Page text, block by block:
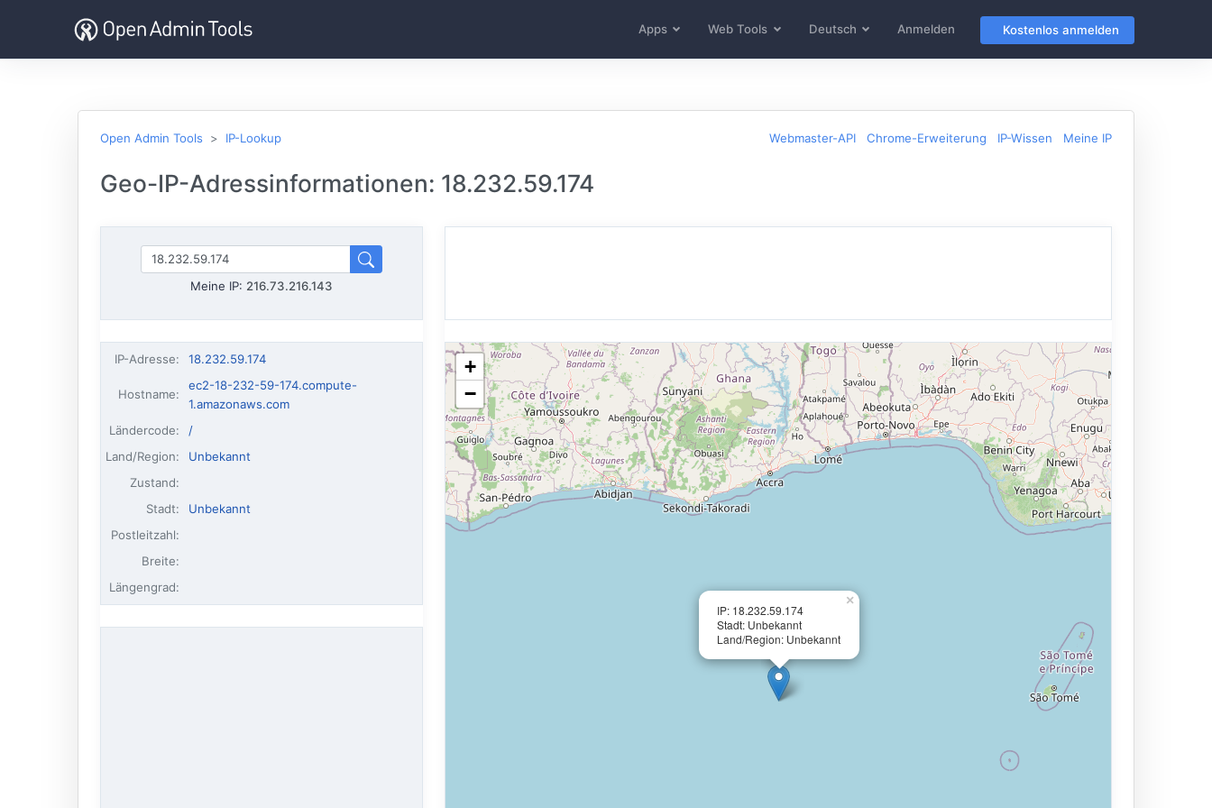
Apps Web Tools Deutsch Anmelden Kostenlos anmelden
Open Admin Tools IP-Lookup Webmaster-API Chrome-Erweiterung IP-Wissen Meine IP
Geo-IP-Adressinformationen: 18.232.59.174
Meine IP: 216.73.216.143
IP-Adresse: 18.232.59.174
Hostname:
ec2-18-232-59-174.compute-
1.amazonaws.com
Ländercode:
/
Land/Region:
Unbekannt
Zustand:
Stadt:
Unbekannt
Postleitzahl:
Breite:
Längengrad:
IP: 18.232.59.174
Stadt: Unbekannt
Land/Region: Unbekannt
×
+
−